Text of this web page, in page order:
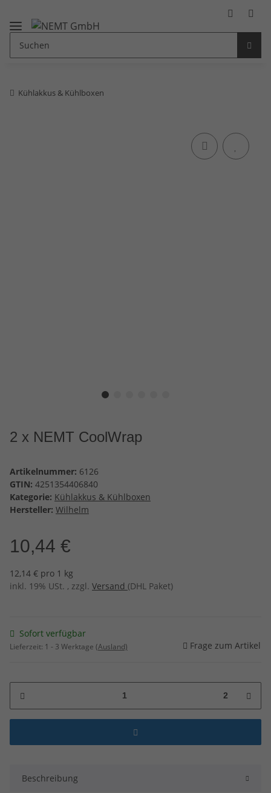
Kühlakkus & Kühlboxen
2 x NEMT CoolWrap
Artikelnummer: 6126
GTIN: 4251354406840
Kategorie: Kühlakkus & Kühlboxen
Hersteller: Wilhelm
10,44 €
12,14 € pro 1 kg
inkl. 19% USt. , zzgl. Versand (DHL Paket)
Sofort verfügbar
Lieferzeit: 1 - 3 Werktage (Ausland) Frage zum Artikel
2
Beschreibung